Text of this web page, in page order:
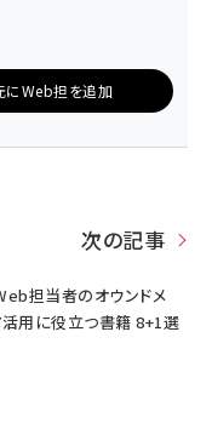
にWeb担を追加
次の記事
担当者のオウンドメ
活用に役立つ書籍 8+1選